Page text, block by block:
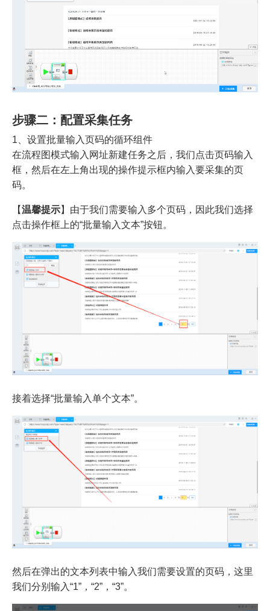
步骤二：配置采集任务
1、设置批量输入页码的循环组件
在流程图模式输入网址新建任务之后，我们点击页码输入
框，然后在左上角出现的操作提示框内输入要采集的页
码。
【温馨提示】由于我们需要输入多个页码，因此我们选择
点击操作框上的“批量输入文本”按钮。
接着选择“批量输入单个文本”。
然后在弹出的文本列表中输入我们需要设置的页码，这里
我们分别输入“1”，“2”，“3”。